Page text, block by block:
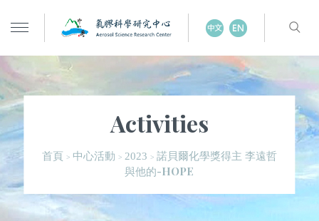
Activities
首頁 > 中心活動 > 2023 > 諾貝爾化學獎得主 李遠哲
與他的-HOPE